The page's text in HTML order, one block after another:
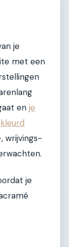
je
met een
en je
wrijvings-
je